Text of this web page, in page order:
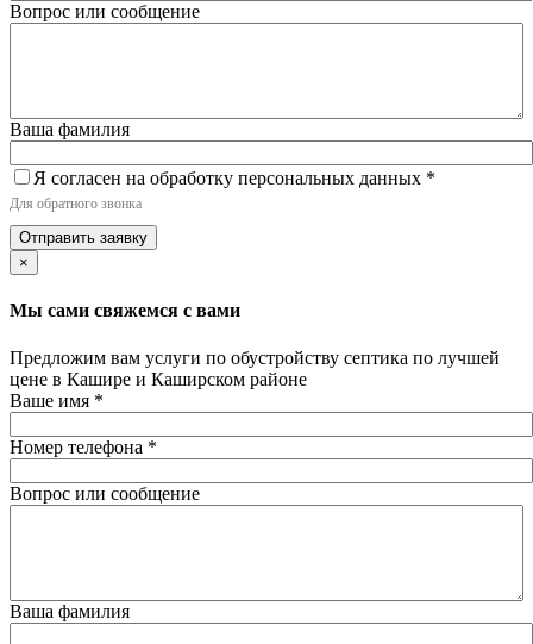
Вопрос или сообщение
Ваша фамилия
Я согласен на обработку персональных данных *
Для обратного звонка
Отправить заявку
×
Мы сами свяжемся с вами
Предложим вам услуги по обустройству септика по лучшей
цене в Кашире и Каширском районе
Ваше имя *
Номер телефона *
Вопрос или сообщение
Ваша фамилия